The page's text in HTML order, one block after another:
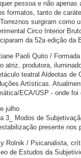
pessoa e não
formatos, tanto de
surgiram como
Circo Interior
da 52a edição da
Paoli Quito /
atriz, produtora,
teatral Aldeotas de
Artísticas.
ECA/USP - onde
julho
3_ Modos de
presente nos
Rolnik / Psicanalista,
de Estudos da